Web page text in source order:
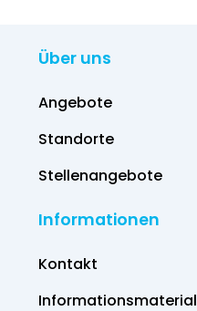
Über uns
Angebote
Standorte
Stellenangebote
Informationen
Kontakt
Informations­material